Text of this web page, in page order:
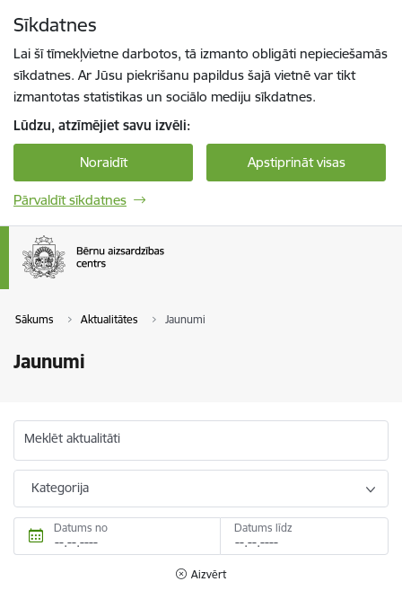
Sīkdatnes
Lai šī tīmekļvietne darbotos, tā izmanto obligāti nepieciešamās
sīkdatnes. Ar Jūsu piekrišanu papildus šajā vietnē var tikt
izmantotas statistikas un sociālo mediju sīkdatnes.
Lūdzu, atzīmējiet savu izvēli:
Noraidīt Apstiprināt visas
Pārvaldīt sīkdatnes
Sākums Aktualitātes Jaunumi
Jaunumi
Meklēt aktualitāti
Kategorija
Datums no Datums līdz
Aizvērt